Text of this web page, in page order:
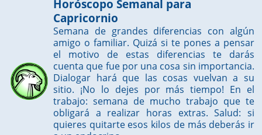
Horóscopo Semanal para
Capricornio
Semana de grandes diferencias con algún
amigo o familiar. Quizá si te pones a pensar
el motivo de estas diferencias te darás
cuenta que fue por una cosa sin importancia.
Dialogar hará que las cosas vuelvan a su
sitio. ¡No lo dejes por más tiempo! En el
trabajo: semana de mucho trabajo que te
obligará a realizar horas extras. Salud: si
quieres quitarte esos kilos de más deberás ir